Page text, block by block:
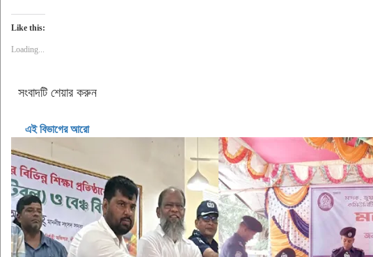
Like this:
Loading...
সংবাদটি শেয়ার করুন
এই বিভাগের আরো